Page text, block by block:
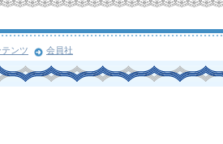
テンツ 会員社